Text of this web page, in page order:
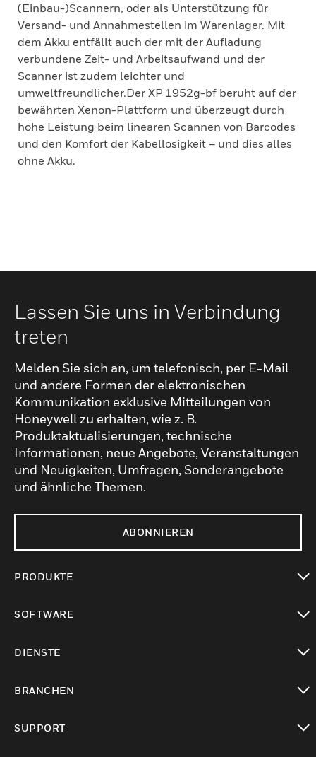
(Einbau-)Scannern, oder als Unterstützung für
Versand- und Annahmestellen im Warenlager. Mit
dem Akku entfällt auch der mit der Aufladung
verbundene Zeit- und Arbeitsaufwand und der
Scanner ist zudem leichter und
umweltfreundlicher.Der XP 1952g-bf beruht auf der
bewährten Xenon-Plattform und überzeugt durch
hohe Leistung beim linearen Scannen von Barcodes
und den Komfort der Kabellosigkeit – und dies alles
ohne Akku.
Lassen Sie uns in Verbindung
treten
Melden Sie sich an, um telefonisch, per E-Mail
und andere Formen der elektronischen
Kommunikation exklusive Mitteilungen von
Honeywell zu erhalten, wie z. B.
Produktaktualisierungen, technische
Informationen, neue Angebote, Veranstaltungen
und Neuigkeiten, Umfragen, Sonderangebote
und ähnliche Themen.
ABONNIEREN
PRODUKTE
SOFTWARE
DIENSTE
BRANCHEN
SUPPORT